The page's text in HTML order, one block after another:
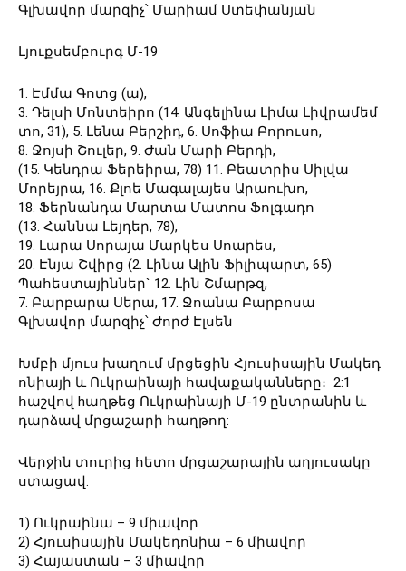
Գլխավոր մարզիչ՝ Մարիամ Ստեփանյան
Լյուքսեմբուրգ Մ-19
1. Էմմա Գոտց (ա),
3. Դելսի Մոնտեիրո (14. Անգելինա Լիմա Լիվրամեմ
տո, 31), 5. Լենա Բերշիդ, 6. Սոֆիա Բորուսո,
8. Ջոյսի Շուլեր, 9. Ժան Մարի Բերդի,
(15. Կենդրա Ֆերեիրա, 78) 11. Բեատրիս Սիլվա
Մորեյրա, 16. Քլոե Մագալայես Արաուխո,
18. Ֆերնանդա Մարտա Մատոս Ֆոլգադո
(13. Հաննա Լեյդեր, 78),
19. Լարա Սորայա Մարկես Սոարես,
20. Էնյա Շվիրց (2. Լինա Ալին Ֆիլիպարտ, 65)
Պահեստայիններ` 12. Լին Շմարթզ,
7. Բարբարա Սերա, 17. Ջոանա Բարբոսա
Գլխավոր մարզիչ՝ Ժորժ Էլսեն
Խմբի մյուս խաղում մրցեցին Հյուսիսային Մակեդ
ոնիայի և Ուկրաինայի հավաքականները։ 2:1
հաշվով hաղթեց Ուկրաինայի Մ-19 ընտրանին և
դարձավ մրցաշարի հաղթող:
Վերջին տուրից հետո մրցաշարային աղյուսակը
ստացավ.
1) Ուկրաինա – 9 միավոր
2) Հյուսիսային Մակեդոնիա – 6 միավոր
3) Հայաստան – 3 միավոր